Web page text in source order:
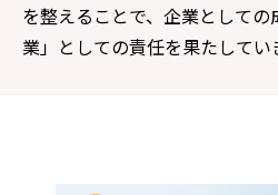
を整えることで、企業として
業」としての責任を果たしてい